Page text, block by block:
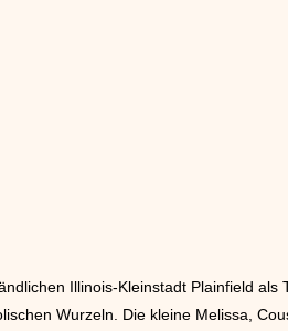
Illinois-Kleinstadt Plainfield als
Wurzeln. Die kleine Melissa,